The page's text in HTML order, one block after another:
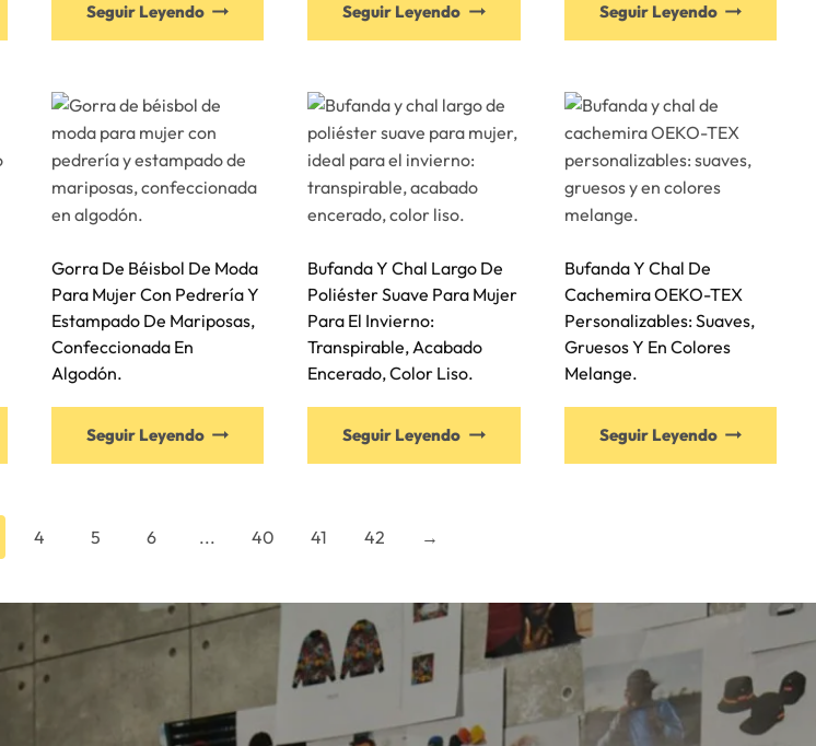
Seguir Leyendo Seguir Leyendo Seguir Leyendo
Gorra De Béisbol De Moda
Para Mujer Con Pedrería Y
Estampado De Mariposas,
Confeccionada En
Algodón.
Seguir Leyendo
Bufanda Y Chal Largo De
Poliéster Suave Para Mujer
Para El Invierno:
Transpirable, Acabado
Encerado, Color Liso.
Seguir Leyendo
Bufanda Y Chal De
Cachemira OEKO-TEX
Personalizables: Suaves,
Gruesos Y En Colores
Melange.
Seguir Leyendo
4 5 6 ... 40 41 42 →